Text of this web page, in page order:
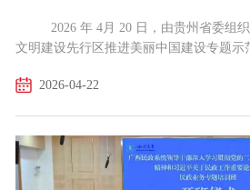
2026 年 4月 20 日，由贵州省委组
文明建设先行区推进美丽中国建设专题示
平生态文明思想，全面落实党中央及贵州
生态文明建设的学员共52人参训，培训将
2026-04-22